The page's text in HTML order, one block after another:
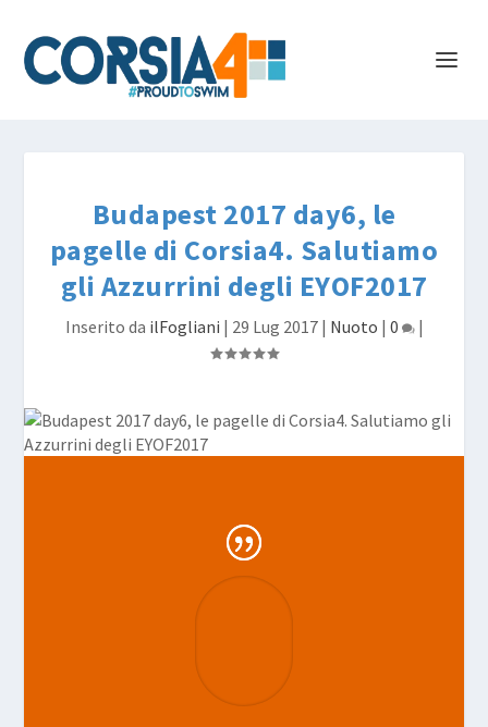
Budapest 2017 day6, le
pagelle di Corsia4. Salutiamo
gli Azzurrini degli EYOF2017
Inserito da ilFogliani | 29 Lug 2017| Nuoto | 0 |